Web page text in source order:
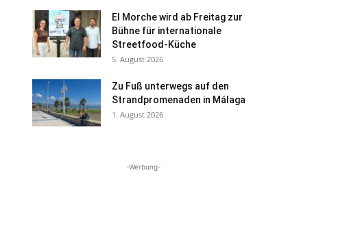
El Morche wird ab Freitag zur
Bühne für internationale
Streetfood-Küche
5. August 2026
Zu Fuß unterwegs auf den
Strandpromenaden in Málaga
1. August 2026
-Werbung-